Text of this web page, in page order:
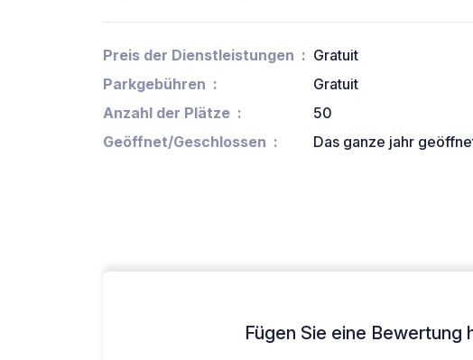
Preis der Dienstleistungen
Gratuit
Parkgebühren
Gratuit
Anzahl der Plätze
50
Geöffnet/Geschlossen
Das ganze jahr
Fügen Sie eine Bewertung